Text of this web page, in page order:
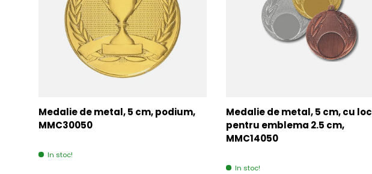
Medalie de metal, 5 cm, podium,
MMC30050
In stoc!
Medalie de metal, 5 cm, cu loc
pentru emblema 2.5 cm,
MMC14050
In stoc!